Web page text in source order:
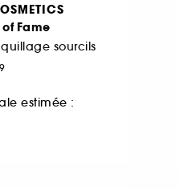
Fame
sourcils
estimée :